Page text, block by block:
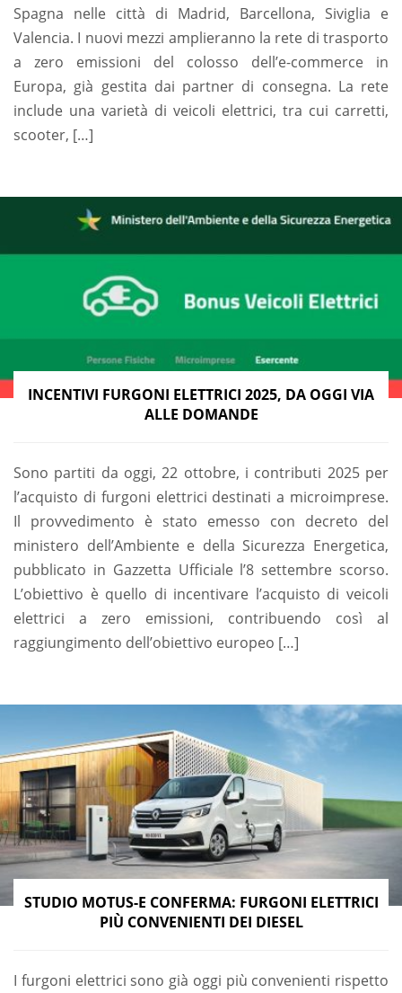
Spagna nelle città di Madrid, Barcellona, Siviglia e
Valencia. I nuovi mezzi amplieranno la rete di trasporto
a zero emissioni del colosso dell’e-commerce in
Europa, già gestita dai partner di consegna. La rete
include una varietà di veicoli elettrici, tra cui carretti,
scooter, […]
INCENTIVI FURGONI ELETTRICI 2025, DA OGGI VIA
ALLE DOMANDE
Sono partiti da oggi, 22 ottobre, i contributi 2025 per
l’acquisto di furgoni elettrici destinati a microimprese.
Il provvedimento è stato emesso con decreto del
ministero dell’Ambiente e della Sicurezza Energetica,
pubblicato in Gazzetta Ufficiale l’8 settembre scorso.
L’obiettivo è quello di incentivare l’acquisto di veicoli
elettrici a zero emissioni, contribuendo così al
raggiungimento dell’obiettivo europeo […]
STUDIO MOTUS-E CONFERMA: FURGONI ELETTRICI
PIÙ CONVENIENTI DEI DIESEL
I furgoni elettrici sono già oggi più convenienti rispetto